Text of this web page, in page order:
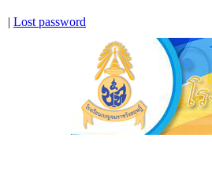
| Lost password